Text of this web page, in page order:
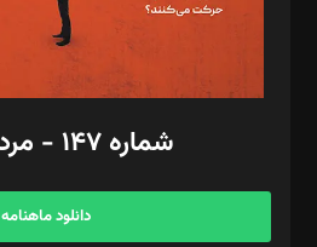
گرافیک و صفحه‌آرایی: سید‌سبحان‌علی ثابت
مد‌یر توسعه تجاری: کامبیز برید‌
امور مالی: شاپور رهبری، محمد‌ کاظمی‌نیا
آگهی و مشترکین: ۰۹۱۹۹۹۹۰۴۵۴
شماره ۱۴۷ - مرداد ۱۴۰۵
دانلود ماهنامه